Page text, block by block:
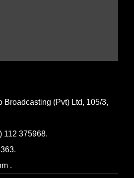
Broadcasting (Pvt) Ltd, 105/3,
112 375968.
.